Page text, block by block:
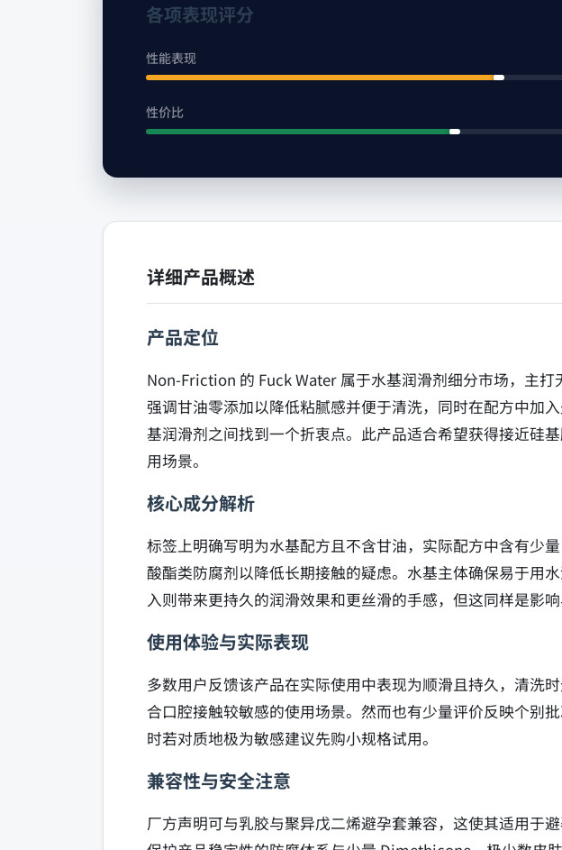
各项表现评分
性能表现
性价比
详细产品概述
产品定位
Non-Friction 的 Fuck Water 属于水基润滑剂细分市场，主
强调甘油零添加以降低粘腻感并便于清洗，同时在配方中加
基润滑剂之间找到一个折衷点。此产品适合希望获得接近硅
用场景。
核心成分解析
标签上明确写明为水基配方且不含甘油，实际配方中含有少
酸酯类防腐剂以降低长期接触的疑虑。水基主体确保易于用
入则带来更持久的润滑效果和更丝滑的手感，但这同样是影
使用体验与实际表现
多数用户反馈该产品在实际使用中表现为顺滑且持久，清洗
合口腔接触较敏感的使用场景。然而也有少量评价反映个别
时若对质地极为敏感建议先购小规格试用。
兼容性与安全注意
厂方声明可与乳胶与聚异戊二烯避孕套兼容，这使其适用于